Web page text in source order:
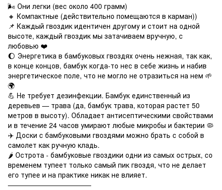
🌬 Они легки (вес около 400 грамм)
🔸 Компактные (действительно помещаются в карман))
📌 Каждый гвоздик идентичен другому и стоит на одной
высоте, каждый гвоздик мы затачиваем вручную, с
любовью ❤️
🌔 Энергетика в бамбуковых гвоздях очень нежная, так как,
в конце концов, бамбук когда-то нес в себе жизнь и набив
энергетическое поле, что не могло не отразиться на нем 🌱
🌍
💪 Не требует дезинфекции. Бамбук единственный из
деревьев — трава (да, бамбук трава, которая растет 50
метров в высоту). Обладает антисептическими свойствами
и в течение 24 часов умирают любые микробы и бактерии 🦠
✈️ Доски с бамбуковыми гвоздями можно брать с собой в
самолет как ручную кладь.
🌶 Острота - бамбуковые гвоздики одни из самых острых, со
временем тупеет только самый пик гвоздя, что не делает
его тупее и на практике никак не влияет.
————————————